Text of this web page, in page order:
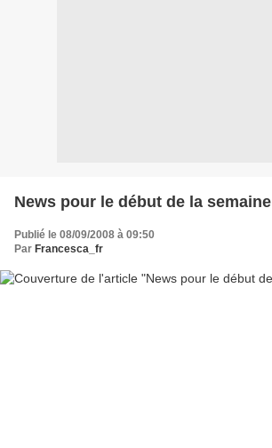
News pour le début de la semaine
Publié le 08/09/2008 à 09:50
Par Francesca_fr